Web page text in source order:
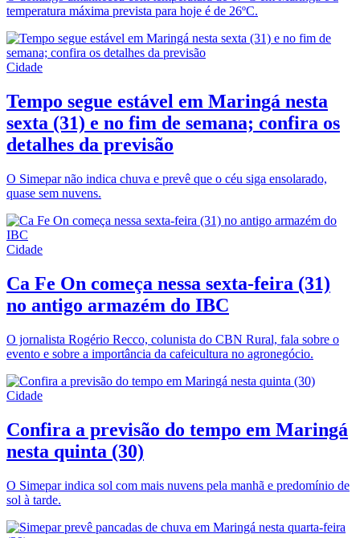
temperatura máxima prevista para hoje é de 26ºC.
Cidade
Tempo segue estável em Maringá nesta
sexta (31) e no fim de semana; confira os
detalhes da previsão
O Simepar não indica chuva e prevê que o céu siga ensolarado,
quase sem nuvens.
Cidade
Ca Fe On começa nessa sexta-feira (31)
no antigo armazém do IBC
O jornalista Rogério Recco, colunista do CBN Rural, fala sobre o
evento e sobre a importância da cafeicultura no agronegócio.
Cidade
Confira a previsão do tempo em Maringá
nesta quinta (30)
O Simepar indica sol com mais nuvens pela manhã e predomínio de
sol à tarde.